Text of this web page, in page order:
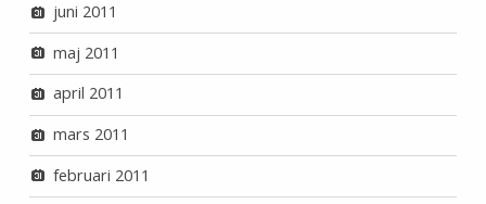
juni 2011
maj 2011
april 2011
mars 2011
februari 2011